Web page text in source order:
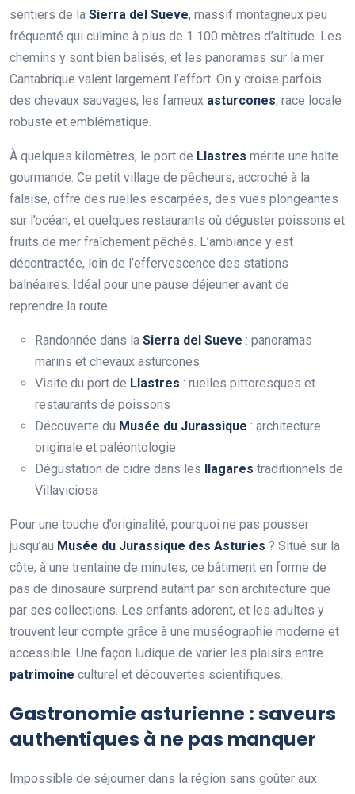
sentiers de la Sierra del Sueve, massif montagneux peu
fréquenté qui culmine à plus de 1 100 mètres d’altitude. Les
chemins y sont bien balisés, et les panoramas sur la mer
Cantabrique valent largement l’effort. On y croise parfois
des chevaux sauvages, les fameux asturcones, race locale
robuste et emblématique.
À quelques kilomètres, le port de Llastres mérite une halte
gourmande. Ce petit village de pêcheurs, accroché à la
falaise, offre des ruelles escarpées, des vues plongeantes
sur l’océan, et quelques restaurants où déguster poissons et
fruits de mer fraîchement pêchés. L’ambiance y est
décontractée, loin de l’effervescence des stations
balnéaires. Idéal pour une pause déjeuner avant de
reprendre la route.
Randonnée dans la Sierra del Sueve : panoramas
marins et chevaux asturcones
Visite du port de Llastres : ruelles pittoresques et
restaurants de poissons
Découverte du Musée du Jurassique : architecture
originale et paléontologie
Dégustation de cidre dans les llagares traditionnels de
Villaviciosa
Pour une touche d’originalité, pourquoi ne pas pousser
jusqu’au Musée du Jurassique des Asturies ? Situé sur la
côte, à une trentaine de minutes, ce bâtiment en forme de
pas de dinosaure surprend autant par son architecture que
par ses collections. Les enfants adorent, et les adultes y
trouvent leur compte grâce à une muséographie moderne et
accessible. Une façon ludique de varier les plaisirs entre
patrimoine culturel et découvertes scientifiques.
Gastronomie asturienne : saveurs
authentiques à ne pas manquer
Impossible de séjourner dans la région sans goûter aux